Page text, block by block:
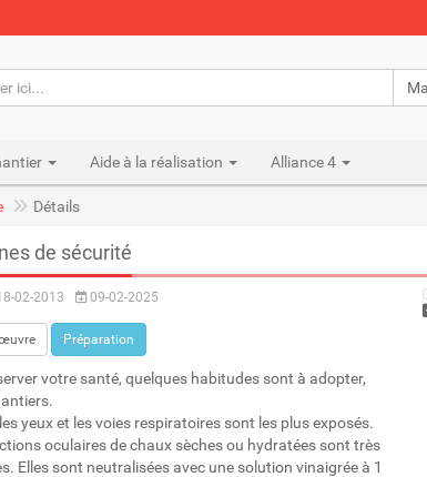
Aide à la réalisation Alliance 4
Détails
de sécurité
02-2013 09-02-2025
Préparation
votre santé, quelques habitudes sont à adopter,
yeux et les voies respiratoires sont les plus exposés.
oculaires de chaux sèches ou hydratées sont très
Elles sont neutralisées avec une solution vinaigrée à 1